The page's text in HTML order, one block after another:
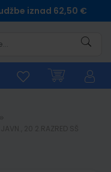
iznad 62,50 €